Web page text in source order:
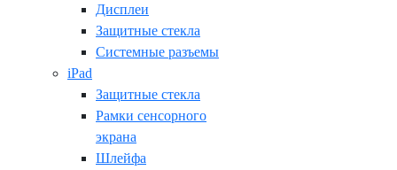
Дисплеи
Защитные стекла
Системные разъемы
iPad
Защитные стекла
Рамки сенсорного
экрана
Шлейфа